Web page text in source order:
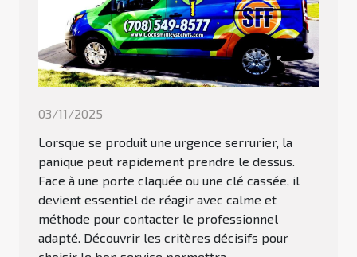
03/11/2025
Lorsque se produit une urgence serrurier, la
panique peut rapidement prendre le dessus.
Face à une porte claquée ou une clé cassée, il
devient essentiel de réagir avec calme et
méthode pour contacter le professionnel
adapté. Découvrir les critères décisifs pour